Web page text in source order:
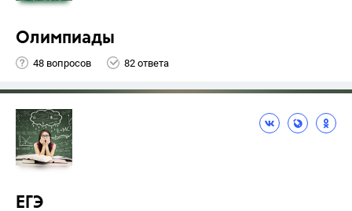
Олимпиады
48 вопросов 82 ответа
ЕГЭ